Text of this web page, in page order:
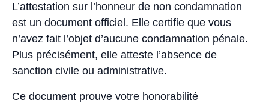
L’attestation sur l’honneur de non condamnation
est un document officiel. Elle certifie que vous
n’avez fait l’objet d’aucune condamnation pénale.
Plus précisément, elle atteste l’absence de
sanction civile ou administrative.
Ce document prouve votre honorabilité